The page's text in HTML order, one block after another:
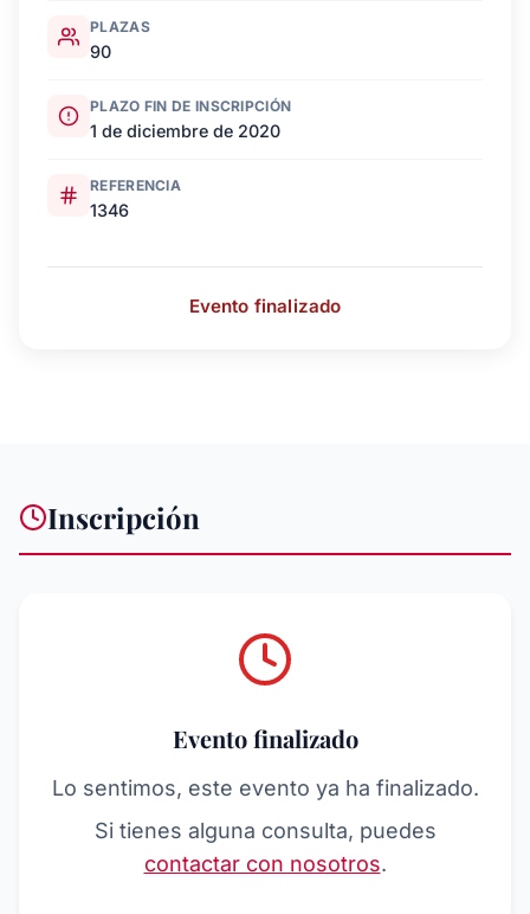
PLAZAS
90
PLAZO FIN DE INSCRIPCIÓN
1 de diciembre de 2020
REFERENCIA
1346
Evento finalizado
Inscripción
Evento finalizado
Lo sentimos, este evento ya ha finalizado.
Si tienes alguna consulta, puedes
contactar con nosotros.